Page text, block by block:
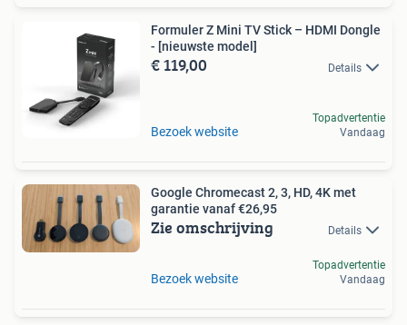
Formuler Z Mini TV Stick – HDMI Dongle
- [nieuwste model]
€ 119,00 Details
Bezoek website
Topadvertentie
Vandaag
Google Chromecast 2, 3, HD, 4K met
garantie vanaf €26,95
Zie omschrijving Details
Bezoek website
Topadvertentie
Vandaag